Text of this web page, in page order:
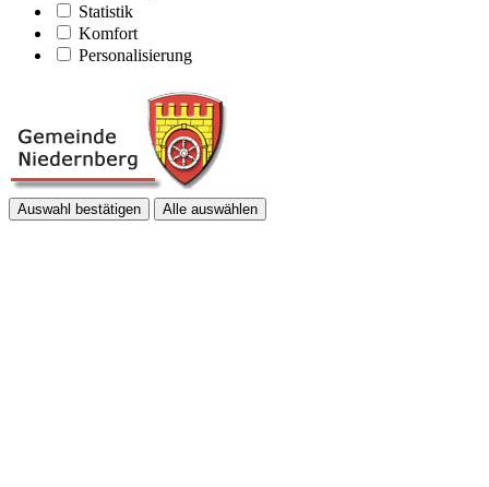
Statistik
Komfort
Personalisierung
Auswahl bestätigen Alle auswählen